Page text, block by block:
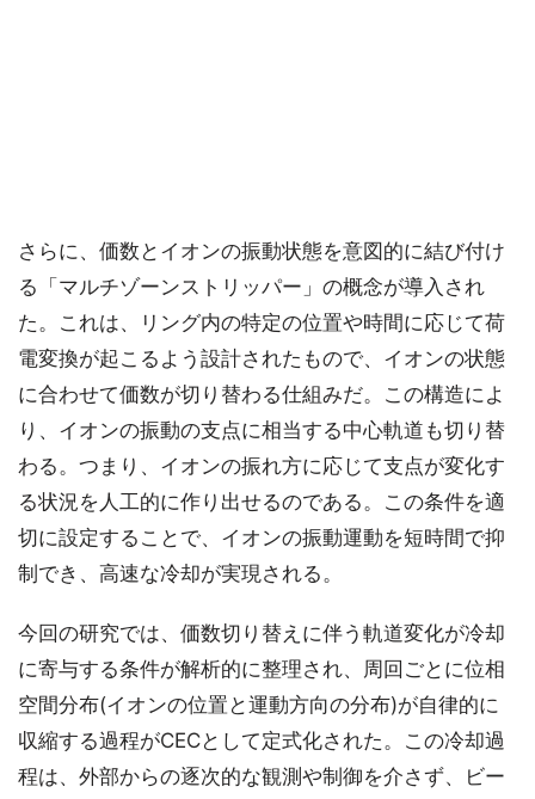
さらに、価数とイオンの振動状態を意図的に結び付け
る「マルチゾーンストリッパー」の概念が導入され
た。これは、リング内の特定の位置や時間に応じて荷
電変換が起こるよう設計されたもので、イオンの状態
に合わせて価数が切り替わる仕組みだ。この構造によ
り、イオンの振動の支点に相当する中心軌道も切り替
わる。つまり、イオンの振れ方に応じて支点が変化す
る状況を人工的に作り出せるのである。この条件を適
切に設定することで、イオンの振動運動を短時間で抑
制でき、高速な冷却が実現される。
今回の研究では、価数切り替えに伴う軌道変化が冷却
に寄与する条件が解析的に整理され、周回ごとに位相
空間分布(イオンの位置と運動方向の分布)が自律的に
収縮する過程がCECとして定式化された。この冷却過
程は、外部からの逐次的な観測や制御を介さず、ビー